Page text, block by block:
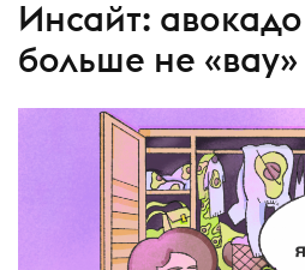
Инсайт:
больше не «вау»